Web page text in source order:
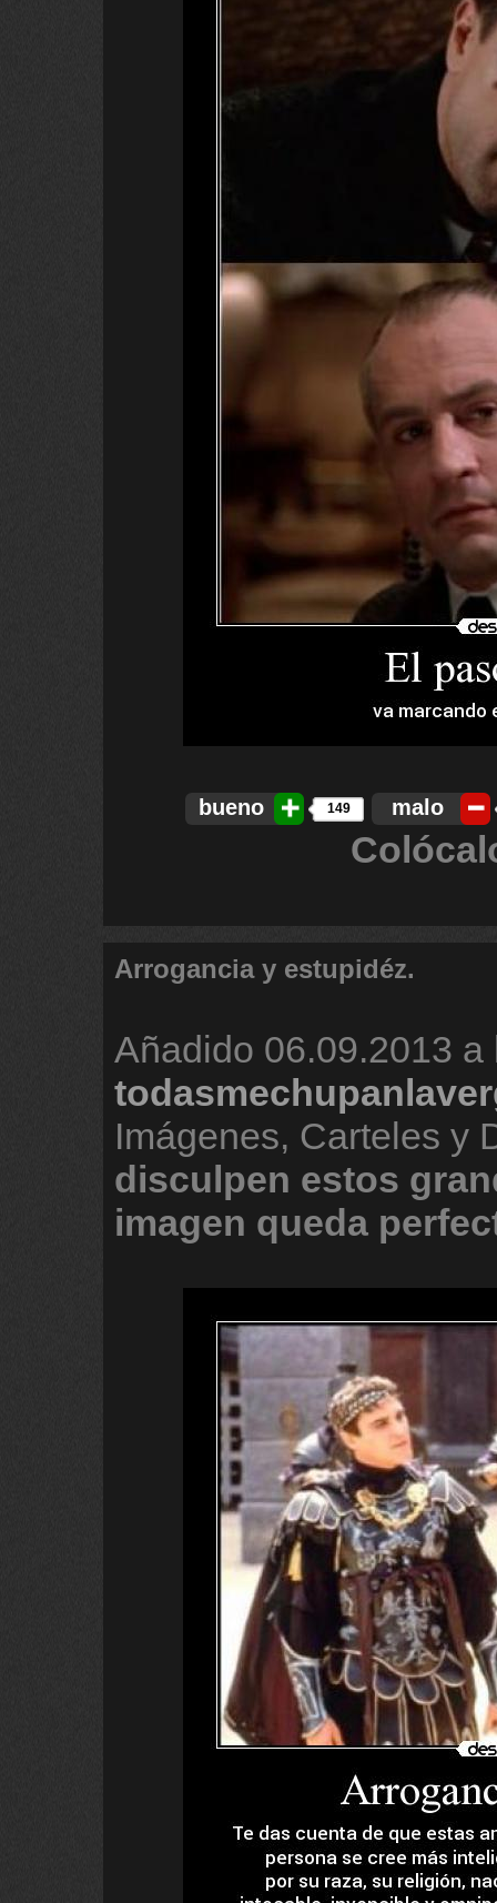
bueno 149 malo
Arrogancia y estupidéz.
Añadido 06.09.2013 a
Imágenes, Carteles y
disculpen estos
imagen queda